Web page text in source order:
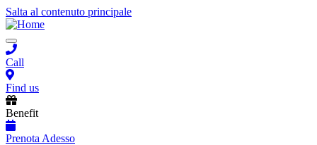
Salta al contenuto principale
Toggle
navigation
Call
Find us
Benefit
Prenota Adesso